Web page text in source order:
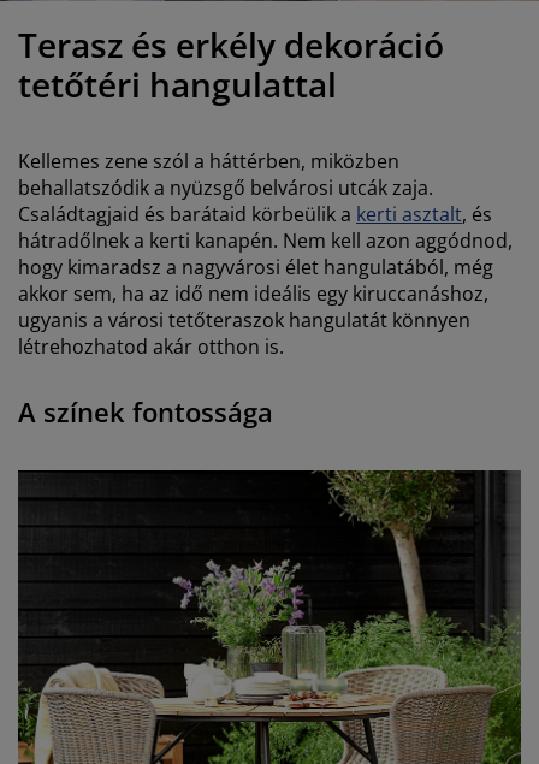
matracok
és kiegészítők
világítás
kiegészítők
Terasz és erkély dekoráció
tetőtéri hangulattal
Kellemes zene szól a háttérben, miközben
behallatszódik a nyüzsgő belvárosi utcák zaja.
Családtagjaid és barátaid körbeülik a kerti asztalt, és
hátradőlnek a kerti kanapén. Nem kell azon aggódnod,
hogy kimaradsz a nagyvárosi élet hangulatából, még
akkor sem, ha az idő nem ideális egy kiruccanáshoz,
ugyanis a városi tetőteraszok hangulatát könnyen
létrehozhatod akár otthon is.
A színek fontossága